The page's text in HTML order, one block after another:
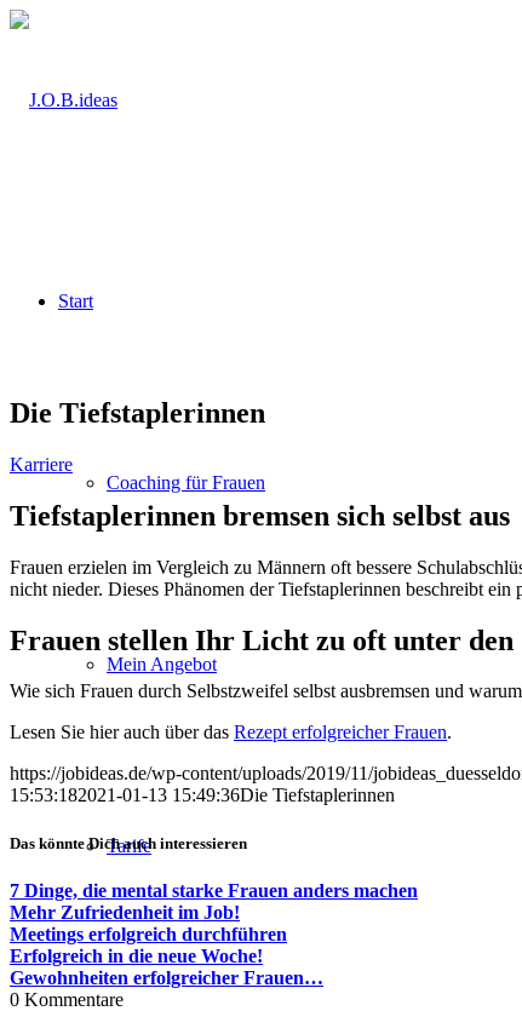
Start
Coaching für Frauen
Mein Angebot
Tarife
Die Tiefstaplerinnen
Karriere
Tiefstaplerinnen bremsen sich selbst aus
Frauen erzielen im Vergleich zu Männern oft bessere
nicht nieder. Dieses Phänomen der Tiefstaplerinnen beschreibt
Frauen stellen Ihr Licht zu oft unter den
Wie sich Frauen durch Selbstzweifel selbst ausbremsen und
Lesen Sie hier auch über das Rezept erfolgreicher Frauen.
https://jobideas.de/wp-content/uploads/2019/11/
15:53:182021-01-13 15:49:36Die Tiefstaplerinnen
Das könnte Dich auch interessieren
7 Dinge, die mental starke Frauen anders machen
Mehr Zufriedenheit im Job!
Meetings erfolgreich durchführen
Erfolgreich in die neue Woche!
Gewohnheiten erfolgreicher Frauen…
0 Kommentare